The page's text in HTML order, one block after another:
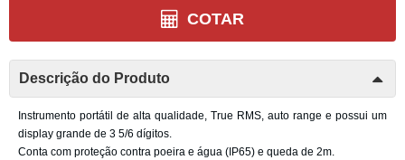
COTAR
Descrição do Produto
Instrumento portátil de alta qualidade, True RMS, auto range e possui um
display grande de 3 5/6 dígitos.
Conta com proteção contra poeira e água (IP65) e queda de 2m.